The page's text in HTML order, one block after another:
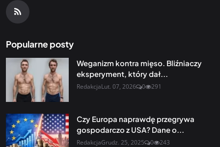
Popularne posty
Weganizm kontra mięso. Bliźniaczy
eksperyment, który dał...
RedakcjaLut. 07, 2026 0 291
Czy Europa naprawdę przegrywa
gospodarczo z USA? Dane o...
RedakcjaGrudz. 25, 2025 0 243